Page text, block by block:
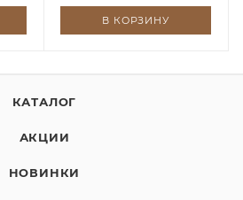
В КОРЗИНУ
КАТАЛОГ
АКЦИИ
НОВИНКИ